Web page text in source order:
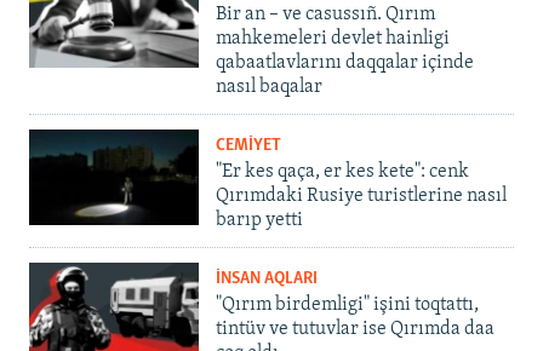
Bir an – ve casussıñ. Qırım
mahkemeleri devlet hainligi
qabaatlavlarını daqqalar içinde
nasıl baqalar
CEMİYET
"Er kes qaça, er kes kete": cenk
Qırımdaki Rusiye turistlerine nasıl
barıp yetti
İNSAN AQLARI
"Qırım birdemligi" işini toqtattı,
tintüv ve tutuvlar ise Qırımda daa